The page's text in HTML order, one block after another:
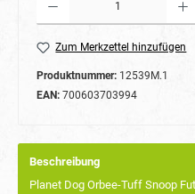
Zum Merkzettel hinzufügen
Produktnummer: 12539M.1
EAN: 700603703994
Beschreibung
Planet Dog Orbee-Tuff Snoop